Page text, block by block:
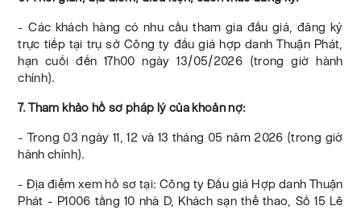
- Các khách hàng có nhu cầu tham gia đấu giá, đăng ký
trực tiếp tại trụ sở Công ty đấu giá hợp danh Thuận Phát,
hạn cuối đến 17h00 ngày 13/05/2026 (trong giờ hành
chính).
7. Tham khảo hồ sơ pháp lý của khoản nợ:
- Trong 03 ngày 11, 12 và 13 tháng 05 năm 2026 (trong giờ
hành chính).
- Địa điểm xem hồ sơ tại: Công ty Đấu giá Hợp danh Thuận
Phát - P1006 tầng 10 nhà D, Khách sạn thể thao, Số 15 Lê